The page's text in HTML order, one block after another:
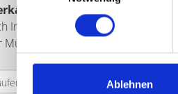
Ablehnen
Immobilien unterstützt Sie gern.
Stiefelbrunnen und